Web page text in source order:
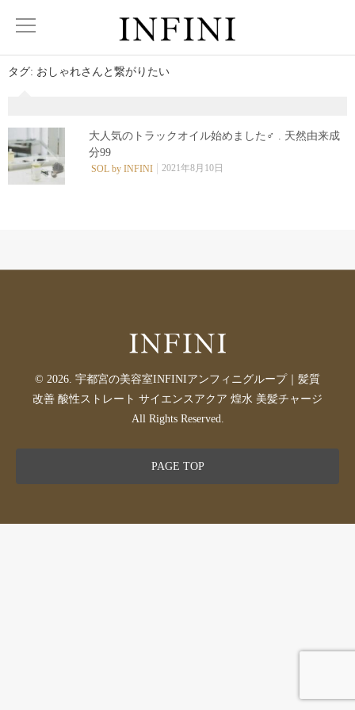
タグ: おしゃれさんと繋がりたい
0
大人気のトラックオイル始めました‍♂️ . 天然由来成
分99
SOL by INFINI 2021年8月10日
© 2026. 宇都宮の美容室INFINIアンフィニグループ｜髪質
改善 酸性ストレート サイエンスアクア 煌水 美髪チャージ
All Rights Reserved.
PAGE TOP